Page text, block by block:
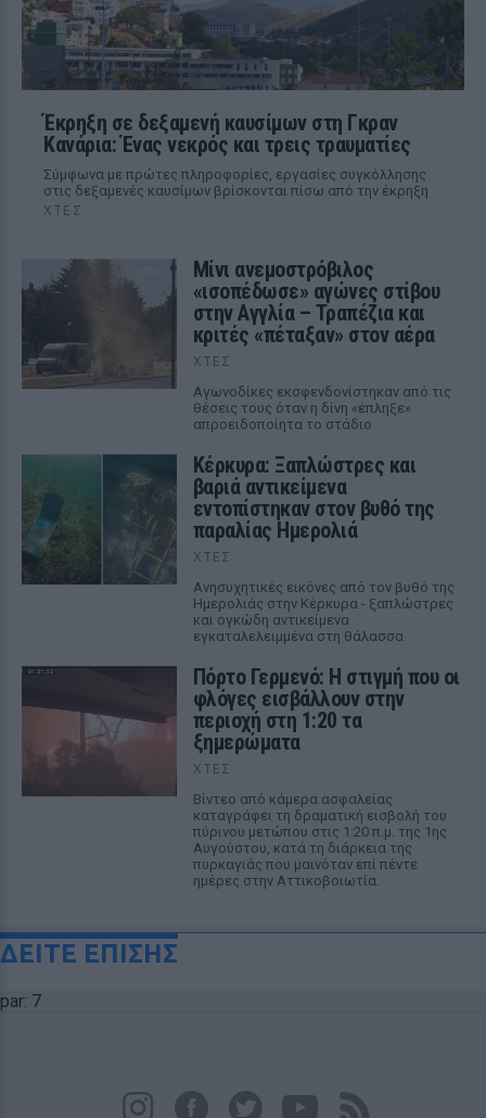
Έκρηξη σε δεξαμενή καυσίμων στη Γκραν
Κανάρια: Ένας νεκρός και τρεις τραυματίες
Σύμφωνα με πρώτες πληροφορίες, εργασίες συγκόλλησης
στις δεξαμενές καυσίμων βρίσκονται πίσω από την έκρηξη
ΧΤΕΣ
Μίνι ανεμοστρόβιλος
«ισοπέδωσε» αγώνες στίβου
στην Αγγλία – Τραπέζια και
κριτές «πέταξαν» στον αέρα
ΧΤΕΣ
Αγωνοδίκες εκσφενδονίστηκαν από τις
θέσεις τους όταν η δίνη «έπληξε»
απροειδοποίητα το στάδιο
Κέρκυρα: Ξαπλώστρες και
βαριά αντικείμενα
εντοπίστηκαν στον βυθό της
παραλίας Ημερολιά
ΧΤΕΣ
Ανησυχητικές εικόνες από τον βυθό της
Ημερολιάς στην Κέρκυρα - ξαπλώστρες
και ογκώδη αντικείμενα
εγκαταλελειμμένα στη θάλασσα
Πόρτο Γερμενό: Η στιγμή που οι
φλόγες εισβάλλουν στην
περιοχή στη 1:20 τα
ξημερώματα
ΧΤΕΣ
Βίντεο από κάμερα ασφαλείας
καταγράφει τη δραματική εισβολή του
πύρινου μετώπου στις 1:20 π.μ. της 1ης
Αυγούστου, κατά τη διάρκεια της
πυρκαγιάς που μαινόταν επί πέντε
ημέρες στην Αττικοβοιωτία.
ΔΕΙΤΕ ΕΠΙΣΗΣ
par: 7